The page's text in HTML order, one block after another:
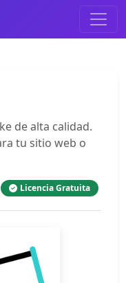
de alta calidad.
tu sitio web o
Licencia Gratuita